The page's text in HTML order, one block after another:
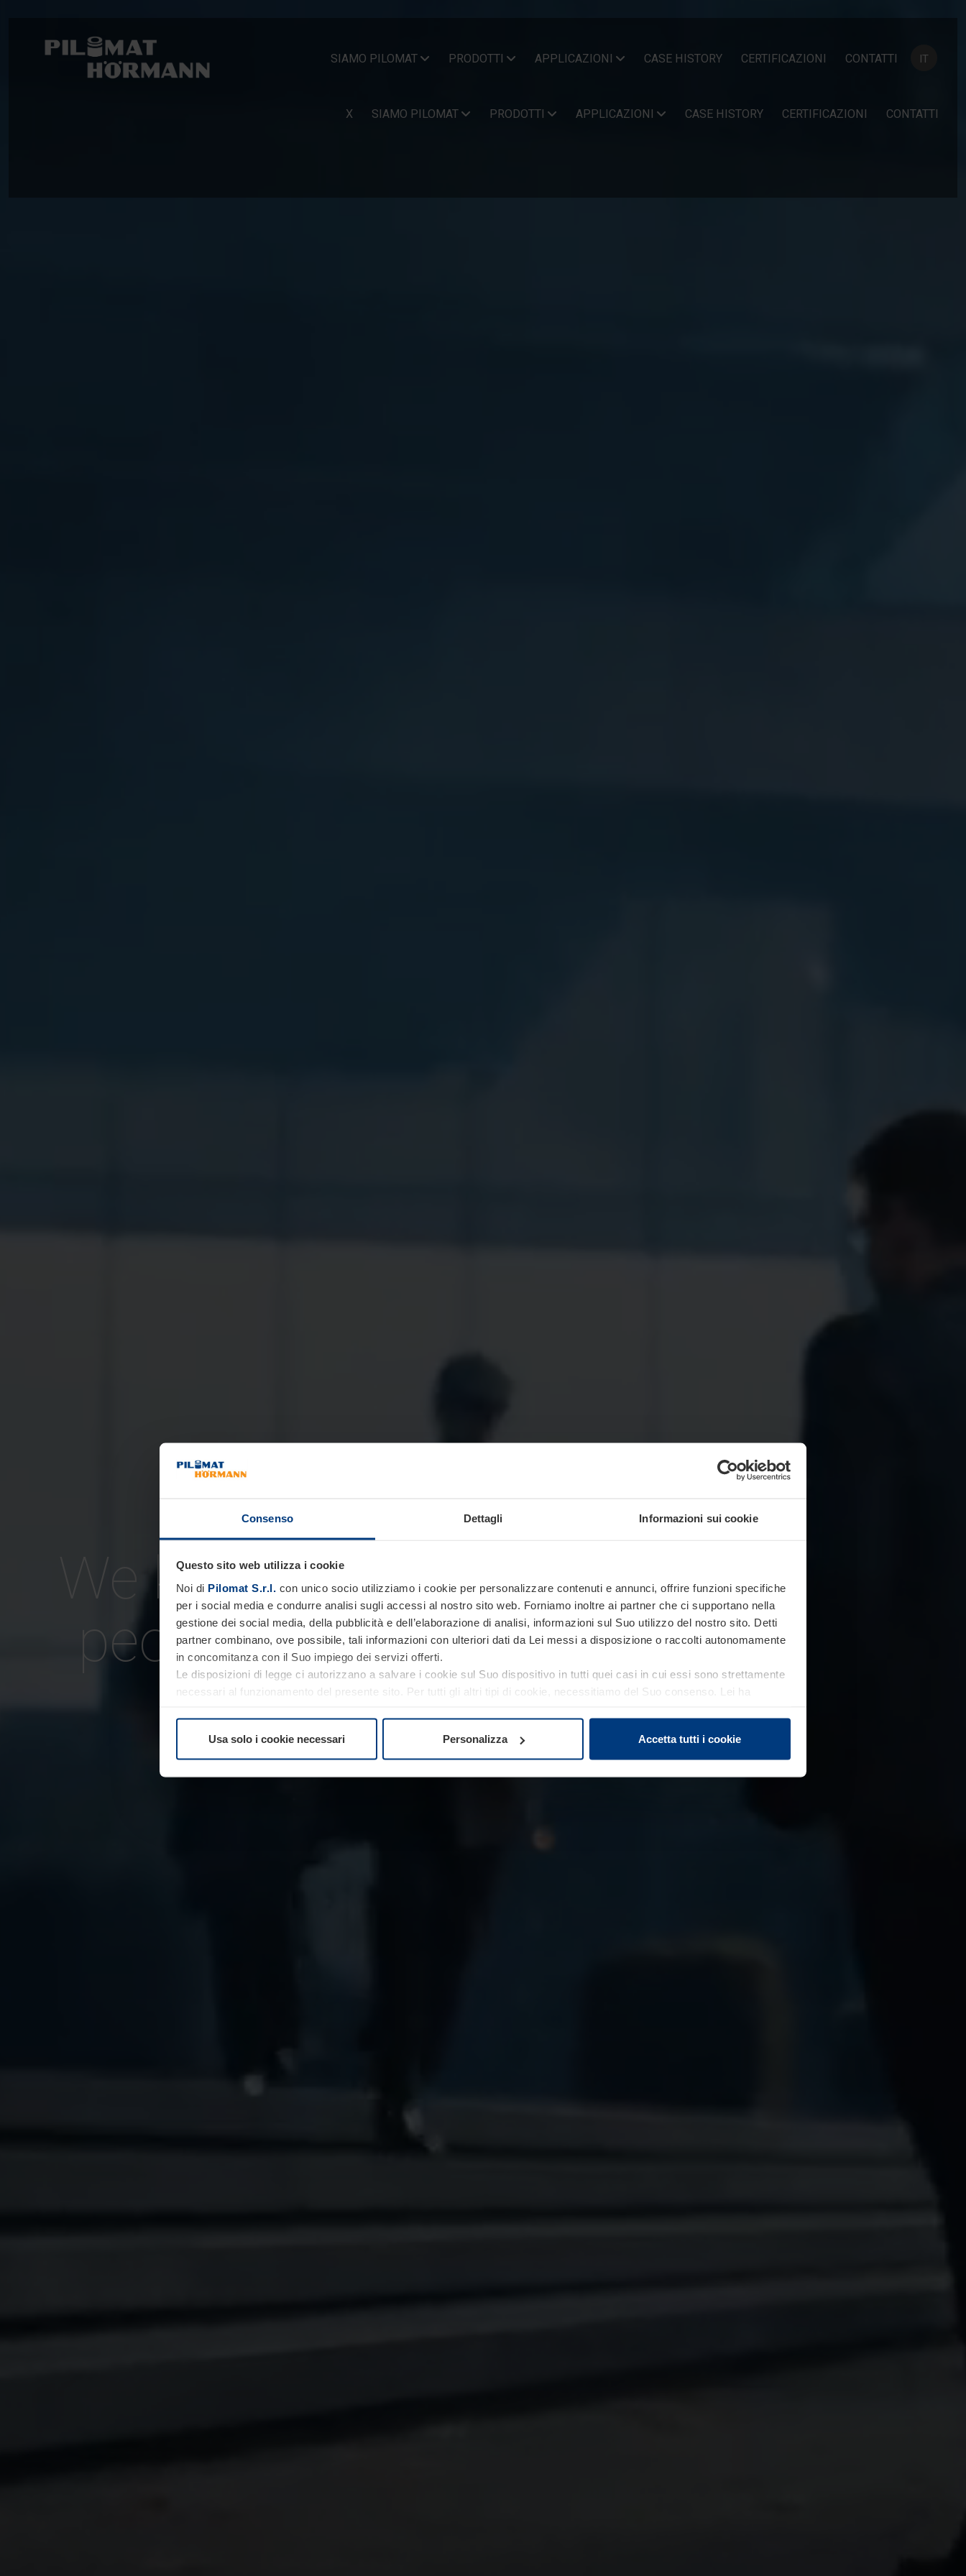
Consenso Dettagli Informazioni sui cookie
Questo sito web utilizza i cookie
Noi di Pilomat S.r.l. con unico socio utilizziamo i cookie per personalizzare contenuti e annunci, offrire funzioni specifiche
per i social media e condurre analisi sugli accessi al nostro sito web. Forniamo inoltre ai partner che ci supportano nella
gestione dei social media, della pubblicità e dell’elaborazione di analisi, informazioni sul Suo utilizzo del nostro sito. Detti
partner combinano, ove possibile, tali informazioni con ulteriori dati da Lei messi a disposizione o raccolti autonomamente
in concomitanza con il Suo impiego dei servizi offerti.
Le disposizioni di legge ci autorizzano a salvare i cookie sul Suo dispositivo in tutti quei casi in cui essi sono strettamente
necessari al funzionamento del presente sito. Per tutti gli altri tipi di cookie, necessitiamo del Suo consenso. Lei ha
Usa solo i cookie necessari
Personalizza Accetta tutti i cookie
SIAMO PILOMAT PRODOTTI APPLICAZIONI CASE HISTORY CERTIFICAZIONI CONTATTI IT
X SIAMO PILOMAT PRODOTTI APPLICAZIONI CASE HISTORY CERTIFICAZIONI CONTATTI
We keep
peoplesafe.